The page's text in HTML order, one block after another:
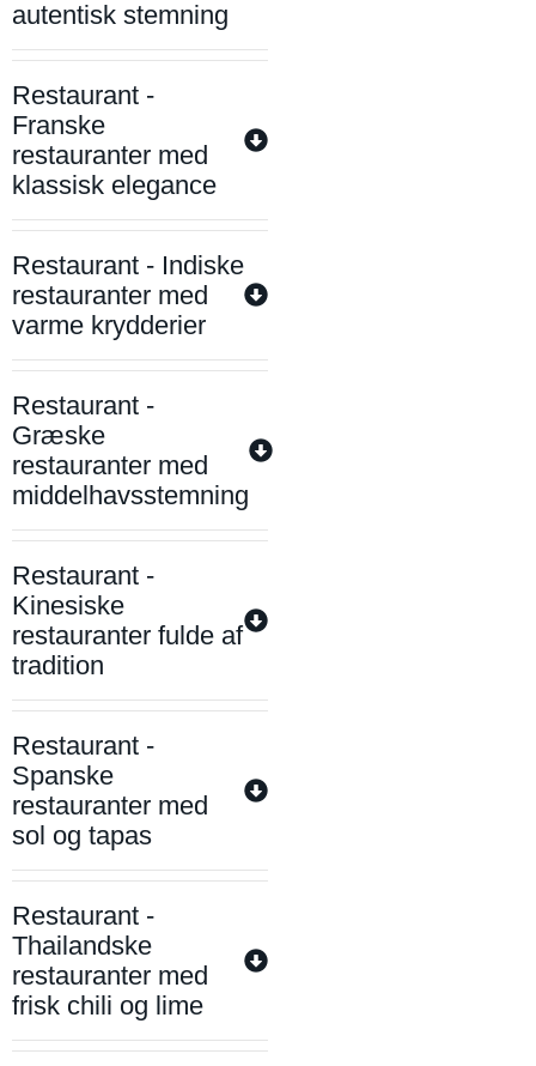
autentisk stemning
Restaurant -
Franske
restauranter med
klassisk elegance
Restaurant - Indiske
restauranter med
varme krydderier
Restaurant -
Græske
restauranter med
middelhavsstemning
Restaurant -
Kinesiske
restauranter fulde af
tradition
Restaurant -
Spanske
restauranter med
sol og tapas
Restaurant -
Thailandske
restauranter med
frisk chili og lime